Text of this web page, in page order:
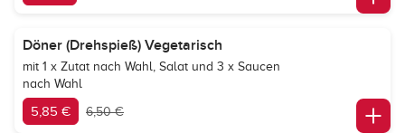
Döner (Drehspieß) Vegetarisch
mit 1 x Zutat nach Wahl, Salat und 3 x Saucen
nach Wahl
5,85 € 6,50 €